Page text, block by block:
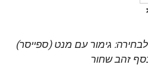
לבחירה: גימור עם מנט (ספייסר)
זהב שחור